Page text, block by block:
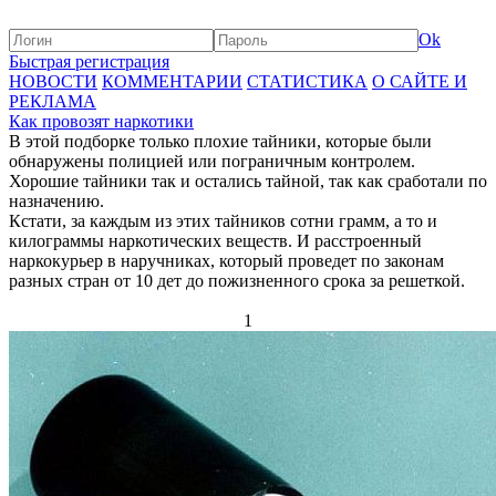
Ok
Быстрая регистрация
НОВОСТИ КОММЕНТАРИИ СТАТИСТИКА О САЙТЕ И
РЕКЛАМА
Как провозят наркотики
В этой подборке только плохие тайники, которые были
обнаружены полицией или пограничным контролем.
Хорошие тайники так и остались тайной, так как сработали по
назначению.
Кстати, за каждым из этих тайников сотни грамм, а то и
килограммы наркотических веществ. И расстроенный
наркокурьер в наручниках, который проведет по законам
разных стран от 10 дет до пожизненного срока за решеткой.
1